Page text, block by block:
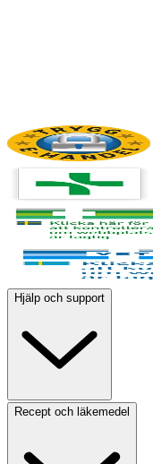
Hjälp och support
Recept och läkemedel